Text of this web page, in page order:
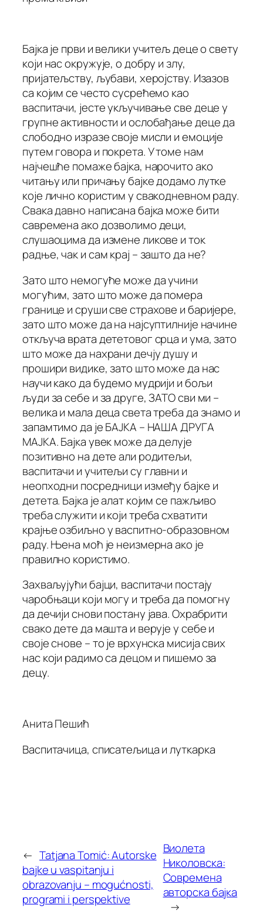
Бајка је први и велики учитељ деце о свету
који нас окружује, о добру и злу,
пријатељству, љубави, херојству. Изазов
са којим се често сусрећемо као
васпитачи, јесте укључивање све деце у
групне активности и ослобађање деце да
слободно изразе своје мисли и емоције
путем говора и покрета. У томе нам
најчешће помаже бајка, нарочито ако
читању или причању бајке додамо лутке
које лично користим у свакодневном раду.
Свака давно написана бајка може бити
савремена ако дозволимо деци,
слушаоцима да измене ликове и ток
радње, чак и сам крај – зашто да не?
Зато што немогуће може да учини
могућим, зато што може да помера
границе и сруши све страхове и баријере,
зато што може да на најсуптилније начине
откључа врата дететовог срца и ума, зато
што може да нахрани дечју душу и
прошири видике, зато што може да нас
научи како да будемо мудрији и бољи
људи за себе и за друге, ЗАТО сви ми –
велика и мала деца света треба да знамо и
запамтимо да је БАЈКА – НАША ДРУГА
МАЈКА. Бајка увек може да делује
позитивно на дете али родитељи,
васпитачи и учитељи су главни и
неопходни посредници између бајке и
детета. Бајка је алат којим се пажљиво
треба служити и који треба схватити
крајње озбиљно у васпитно-образовном
раду. Њена моћ је неизмерна ако је
правилно користимо.
Захваљујући бајци, васпитачи постају
чаробњаци који могу и треба да помогну
да дечији снови постану јава. Охрабрити
свако дете да машта и верује у себе и
своје снове – то је врхунска мисија свих
нас који радимо са децом и пишемо за
децу.
Анита Пешић
Васпитачица, списатељица и луткарка
← Tatjana Tomić: Autorske
bajke u vaspitanju i
obrazovanju – mogućnosti,
programi i perspektive
Виолета
Николовска:
Современа
авторска бајка
→